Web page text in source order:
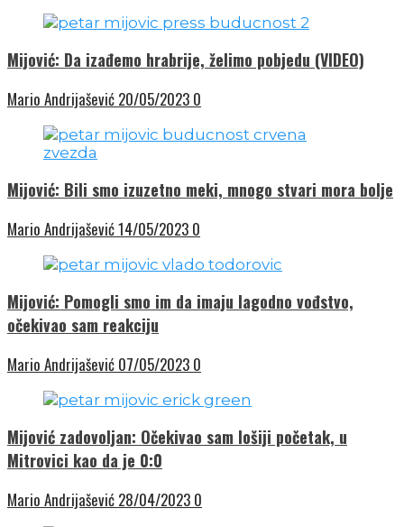
Mijović: Da izađemo hrabrije, želimo pobjedu (VIDEO)
Mario Andrijašević 20/05/2023 0
Mijović: Bili smo izuzetno meki, mnogo stvari mora bolje
Mario Andrijašević14/05/2023 0
Mijović: Pomogli smo im da imaju lagodno vođstvo,
očekivao sam reakciju
Mario Andrijašević 07/05/2023 0
Mijović zadovoljan: Očekivao sam lošiji početak, u
Mitrovici kao da je 0:0
Mario Andrijašević 28/04/2023 0